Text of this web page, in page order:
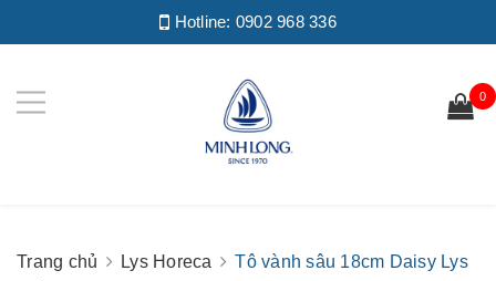
Hotline: 0902 968 336
0
Trang chủ Lys Horeca
Tô vành sâu 18cm Daisy Lys